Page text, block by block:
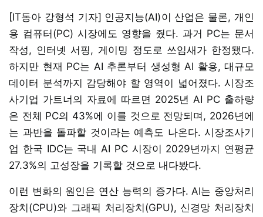
[IT동아 강형석 기자] 인공지능(AI)이 산업은 물론, 개인
용 컴퓨터(PC) 시장에도 영향을 줬다. 과거 PC는 문서
작성, 인터넷 서핑, 게이밍 정도로 쓰임새가 한정됐다.
하지만 현재 PC는 AI 추론부터 생성형 AI 활용, 대규모
데이터 분석까지 감당해야 할 영역이 넓어졌다. 시장조
사기업 가트너의 자료에 따르면 2025년 AI PC 출하량
은 전체 PC의 43%에 이를 것으로 전망되며, 2026년에
는 과반을 돌파할 것이라는 예측도 나온다. 시장조사기
업 한국 IDC는 국내 AI PC 시장이 2029년까지 연평균
27.3%의 고성장을 기록할 것으로 내다봤다.
이런 변화의 원인은 연산 능력의 증가다. AI는 중앙처리
장치(CPU)와 그래픽 처리장치(GPU), 신경망 처리장치